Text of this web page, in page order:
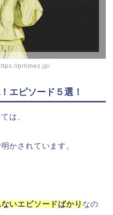
prtimes.jp/
エピソード５選！
は、
かされています。
いエピソードばかり なの